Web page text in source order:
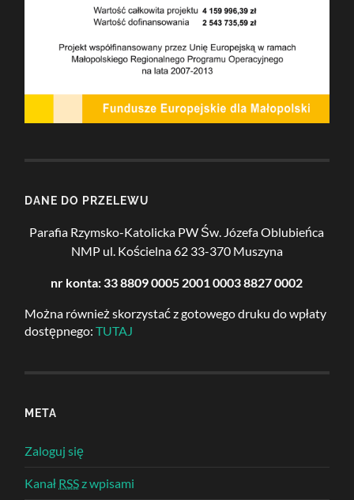
DANE DO PRZELEWU
Parafia Rzymsko-Katolicka PW Św. Józefa Oblubieńca
NMP ul. Kościelna 62 33-370 Muszyna
nr konta: 33 8809 0005 2001 0003 8827 0002
Można również skorzystać z gotowego druku do wpłaty
dostępnego: TUTAJ
META
Zaloguj się
Kanał RSSz wpisami